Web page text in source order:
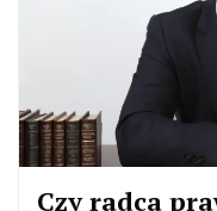
Czy radca